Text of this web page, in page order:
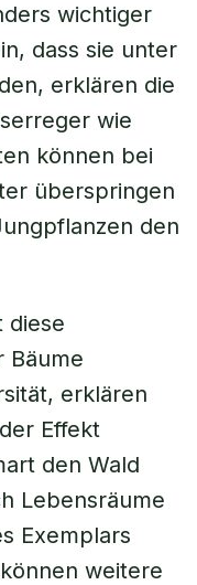
wichtiger
dass sie unter
erklären die
wie
können bei
überspringen
den
diese
Bäume
erklären
Effekt
den Wald
Lebensräume
Exemplars
weitere